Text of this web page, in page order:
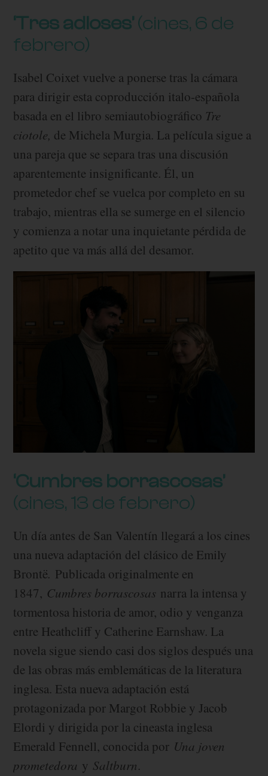
‘Tres adioses’(cines, 6 de
febrero)
Isabel Coixet vuelve a ponerse tras la cámara
para dirigir esta coproducción italo-española
basada en el libro semiautobiográfico Tre
ciotole, de Michela Murgia. La película sigue a
una pareja que se separa tras una discusión
aparentemente insignificante. Él, un
prometedor chef se vuelca por completo en su
trabajo, mientras ella se sumerge en el silencio
y comienza a notar una inquietante pérdida de
apetito que va más allá del desamor.
‘Cumbres borrascosas’
(cines, 13 de febrero)
Un día antes de San Valentín llegará a los cines
una nueva adaptación del clásico de Emily
Brontë. Publicada originalmente en
1847, Cumbres borrascosas narra la intensa y
tormentosa historia de amor, odio y venganza
entre Heathcliff y Catherine Earnshaw. La
novela sigue siendo casi dos siglos después una
de las obras más emblemáticas de la literatura
inglesa. Esta nueva adaptación está
protagonizada por Margot Robbie y Jacob
Elordi y dirigida por la cineasta inglesa
Emerald Fennell, conocida por Una joven
prometedora y Saltburn.